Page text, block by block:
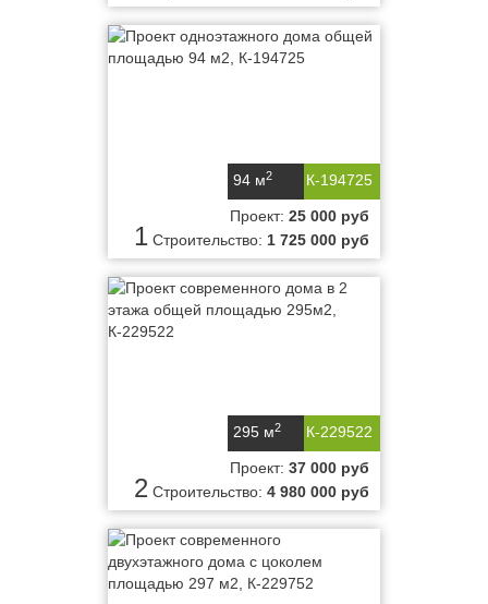
К-194725
94 м2
1
Проект: 25 000 руб
Строительство: 1 725 000 руб
К-229522
295 м2
2
Проект: 37 000 руб
Строительство: 4 980 000 руб